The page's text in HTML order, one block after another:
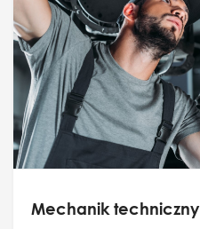
Mechanik techniczny